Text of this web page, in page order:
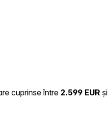
cuprinse între 2.599 EUR și